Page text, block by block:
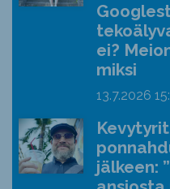
ei?
miksi
13.7.2026
jälkeen: